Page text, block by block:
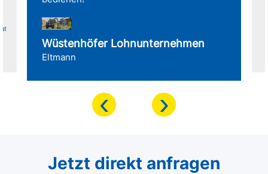
Wüstenhöfer Lohnunternehmen
Eltmann
‹ ›
Jetzt direkt anfragen